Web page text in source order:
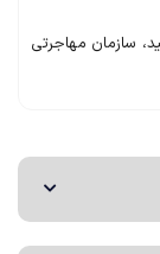
سازمان مهاجرتی